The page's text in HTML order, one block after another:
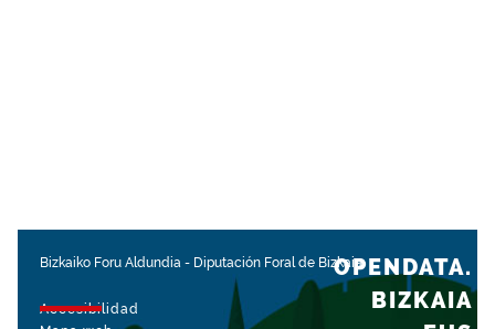
Bizkaiko Foru Aldundia - Diputación Foral de Bizkaia
Accesibilidad
OPENDATA.
BIZKAIA